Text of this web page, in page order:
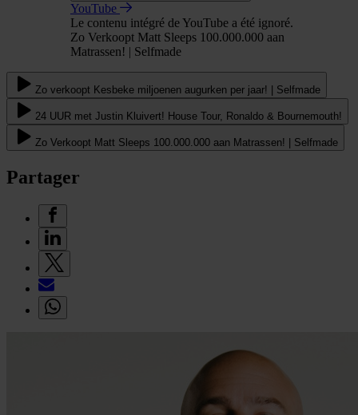
YouTube
Le contenu intégré de YouTube a été ignoré.
Zo Verkoopt Matt Sleeps 100.000.000 aan
Matrassen! | Selfmade
Zo verkoopt Kesbeke miljoenen augurken per jaar! | Selfmade
24 UUR met Justin Kluivert! House Tour, Ronaldo & Bournemouth!
Zo Verkoopt Matt Sleeps 100.000.000 aan Matrassen! | Selfmade
Partager